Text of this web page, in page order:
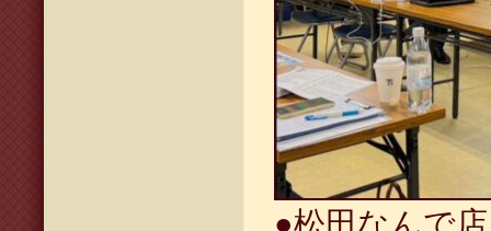
●松田なんで